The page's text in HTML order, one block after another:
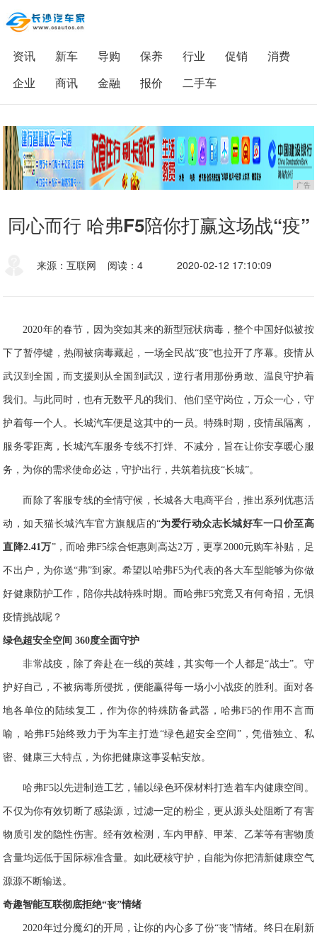
资讯 新车 导购 保养 行业 促销
消费
企业
商讯 金融 报价 二手车
广告
同心而行 哈弗F5陪你打赢这场战“疫”
来源：互联网 阅读：4 2020-02-12 17:10:09
2020年的春节，因为突如其来的新型冠状病毒，整个中国好似被按
下了暂停键，热闹被病毒藏起，一场全民战“疫”也拉开了序幕。疫情从
武汉到全国，而支援则从全国到武汉，逆行者用那份勇敢、温良守护着
我们。与此同时，也有无数平凡的我们、他们坚守岗位，万众一心，守
护着每一个人。长城汽车便是这其中的一员。特殊时期 ， 疫情虽隔离，
服务零距离，长城汽车服务专线不打烊、 不减分，旨在让你安享暖心服
务，为你的需求使命必达，守护出行 ，共筑着抗疫“长城”。
而除了客服专线的全情守候，长城各大电商平台，推出系列优惠活
动，如天猫长城汽车官方旗舰店的“为爱行动众志长城好车一口价至高
直降2.41万”，而 哈弗F5综合钜惠则高达2万，更享2000元购车补贴，足
不出户，为你送“弗”到家。希望以哈弗F5为代表的各大车型能够为你做
好健康防护工作，陪你共战特殊时期。而哈弗F5究竟又有何奇招，无惧
疫情挑战呢？
绿色超安全空间 360度全面守护
非常战疫，除了奔赴在一线的英雄，其实每一个人都是“战士”。守
护好自己，不被病毒所侵扰，便能赢得每一场小小战疫的胜利。面对各
地各单位的陆续复工，作为你的特殊防备武器，哈弗F5的作用不言而
喻，哈弗F5始终致力于为车主打造“绿色超安全空间”，凭借独立、私
密、健康三大特点，为你把健康这事妥帖安放。
哈弗F5以先进制造工艺，辅以绿色环保材料打造着车内健康空间。
不仅为你有效切断了感染源，过滤一定的粉尘，更从源头处阻断了有害
物质引发的隐性伤害。经有效检测，车内甲醇、甲苯、乙苯等有害物质
含量均远低于国际标准含量。如此硬核守护，自能为你把清新健康空气
源源不断输送。
奇趣智能互联彻底拒绝“丧”情绪
2020年过分魔幻的开局，让你的内心多了份“丧”情绪。终日在刷新